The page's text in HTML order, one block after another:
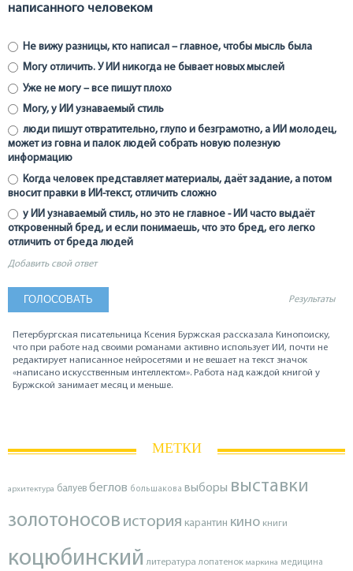
написанного человеком
Не вижу разницы, кто написал – главное, чтобы мысль была
Могу отличить. У ИИ никогда не бывает новых мыслей
Уже не могу – все пишут плохо
Могу, у ИИ узнаваемый стиль
люди пишут отвратительно, глупо и безграмотно, а ИИ молодец,
может из говна и палок людей собрать новую полезную
информацию
Когда человек представляет материалы, даёт задание, а потом
вносит правки в ИИ-текст, отличить сложно
у ИИ узнаваемый стиль, но это не главное - ИИ часто выдаёт
откровенный бред, и если понимаешь, что это бред, его легко
отличить от бреда людей
Добавить свой ответ
Результаты
Петербургская писательница Ксения Буржская рассказала Кинопоиску,
что при работе над своими романами активно использует ИИ, почти не
редактирует написанное нейросетями и не вешает на текст значок
«написано искусственным интеллектом». Работа над каждой книгой у
Буржской занимает месяц и меньше.
МЕТКИ
архитектура балуев беглов большакова выборы выставки
золотоносов история карантин кино книги
коцюбинский литература лопатенок маркина медицина